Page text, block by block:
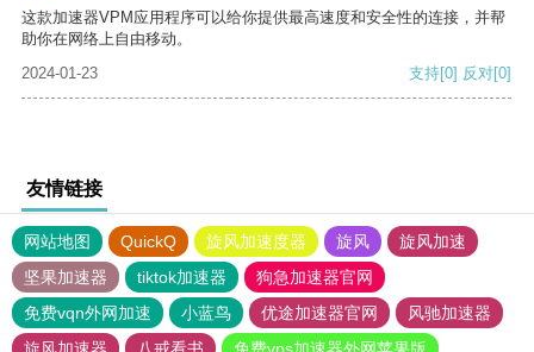
这款加速器VPM应用程序可以给你提供最高速度和安全性的连接，并帮
助你在网络上自由移动。
2024-01-23
支持[0] 反对[0]
友情链接
网站地图 QuickQ 旋风加速度器 旋风
旋风加速
坚果加速器
tiktok加速器
狗急加速器官网
免费vqn外网加速
小蓝鸟 优途加速器官网
风驰加速器